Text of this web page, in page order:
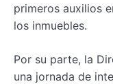
primeros auxilios
los inmuebles.
Por su parte, la
una jornada de